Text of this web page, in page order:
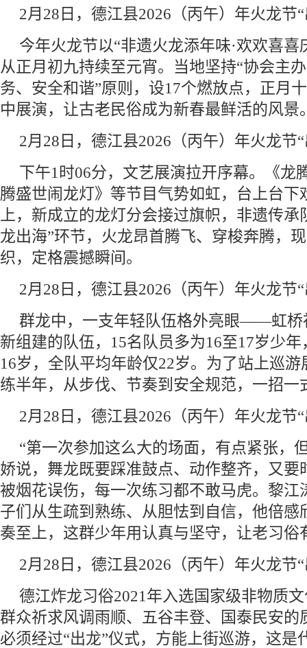
2月28日，德江县2026（丙午）年火龙节
今年火龙节以“非遗火龙添年味·欢欢喜喜
从正月初九持续至元宵。当地坚持“协会主
务、安全和谐”原则，设17个燃放点，正月
中展演，让古老民俗成为新春最鲜活的风景
2月28日，德江县2026（丙午）年火龙节
下午1时06分，文艺展演拉开序幕。《龙
腾盛世闹龙灯》等节目气势如虹，台上台下
上，新成立的龙灯分会接过旗帜，非遗传
龙出海”环节，火龙昂首腾飞、穿梭奔腾，
织，定格震撼瞬间。
2月28日，德江县2026（丙午）年火龙节
群龙中，一支年轻队伍格外亮眼——虹桥
新组建的队伍，15名队员多为16至17岁少
16岁，全队平均年龄仅22岁。为了站上巡
练半年，从步伐、节奏到安全规范，一招一
2月28日，德江县2026（丙午）年火龙节
“第一次参加这么大的场面，有点紧张，
娇说，舞龙既要踩准鼓点、动作整齐，又要
被烟花误伤，每一次练习都不敢马虎。黎江
子们从生疏到熟练、从胆怯到自信，他倍感
奏至上，这群少年用认真与坚守，让老习俗
2月28日，德江县2026（丙午）年火龙节
德江炸龙习俗2021年入选国家级非物质
群众祈求风调雨顺、五谷丰登、国泰民安的
必须经过“出龙”仪式，方能上街巡游，这是